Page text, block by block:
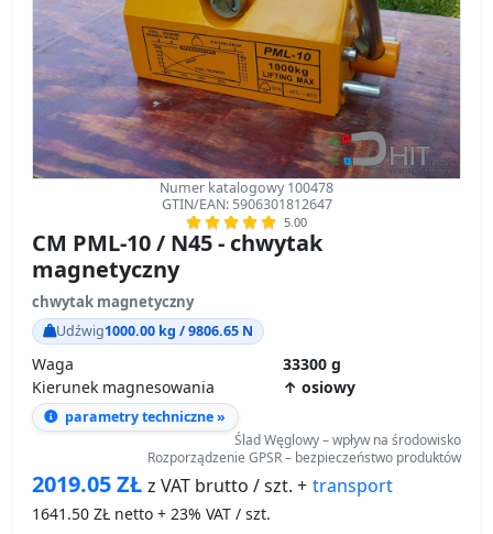
Numer katalogowy 100478
GTIN/EAN: 5906301812647
5.00
CM PML-10 / N45 - chwytak
magnetyczny
chwytak magnetyczny
Udźwig1000.00 kg / 9806.65 N
Waga
33300 g
Kierunek magnesowania
↑ osiowy
parametry techniczne »
Ślad Węglowy – wpływ na środowisko
Rozporządzenie GPSR – bezpieczeństwo produktów
2019.05ZŁ z VAT brutto / szt. + transport
1641.50 ZŁ netto + 23% VAT / szt.